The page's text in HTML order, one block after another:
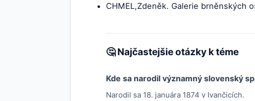
CHMEL,Zdeněk. Galerie brněnských
🤔 Najčastejšie otázky k téme
Kde sa narodil významný slovenský
Narodil sa 18. januára 1874 v Ivančicích.